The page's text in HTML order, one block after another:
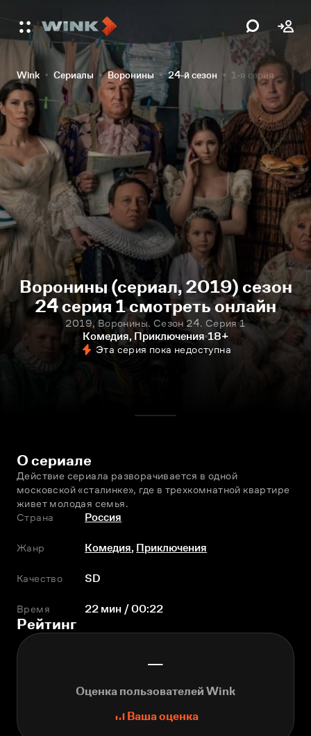
Wink Сериалы Воронины 24-й сезон 1-я серия
Воронины (сериал, 2019) сезон
24 серия 1 смотреть онлайн
2019, Воронины. Сезон 24. Серия 1
Комедия, Приключения 18+
Эта серия пока недоступна
О сериале
Действие сериала разворачивается в одной
московской «сталинке», где в трехкомнатной квартире
живет молодая семья.
Страна
Россия
Жанр Комедия, Приключения
Качество SD
Время 22 мин / 00:22
Рейтинг
—
Оценка пользователей Wink
Ваша оценка